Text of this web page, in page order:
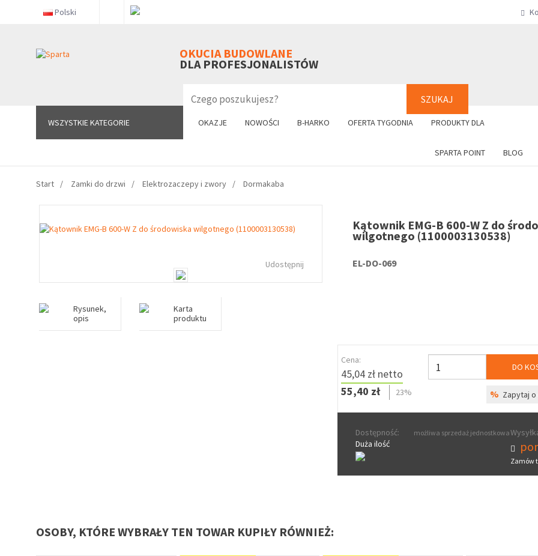
Polski
OKUCIA BUDOWLANE
DLA PROFESJONALISTÓW
SZUKAJ
WSZYSTKIE KATEGORIE OKAZJE NOWOŚCI B-HARKO OFERTA TYGODNIA PRODUKTY DLA
SPARTA POINT BLOG
WSZYSTKIE KATEGORIE +48 61
Start Zamki do drzwi Elektrozaczepy i zwory Dormakaba
Udostępnij
Rysunek,
opis
Karta
produktu
Kątownik EMG-B 600-W Z do
wilgotnego (1100003130538)
EL-DO-069
Cena:
45,04 zł netto
55,40 zł
23%
DO
% Zapytaj
Dostępność:
Duża ilość
możliwa sprzedaż jednostkowa
Zamów
OSOBY, KTÓRE WYBRAŁY TEN TOWAR KUPIŁY RÓWNIEŻ: